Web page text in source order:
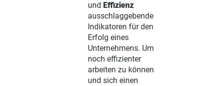
und Effizienz
ausschlaggebende
Indikatoren für den
Erfolg eines
Unternehmens. Um
noch effizienter
arbeiten zu können
und sich einen